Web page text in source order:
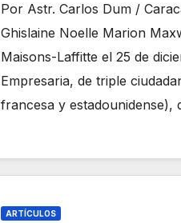
Por Astr. Carlos Dum /
Ghislaine Noelle Marion
Maisons-Laffitte el 25 de
Empresaria, de triple
francesa y estadounidense),
ARTÍCULOS